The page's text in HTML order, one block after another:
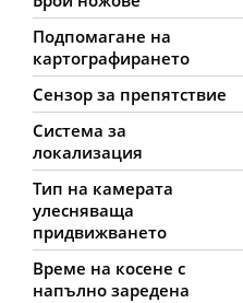
Подпомагане на
картографирането
Сензор за препятствие
Система за
локализация
Тип на камерата
улесняваща
придвижването
Време на косене с
напълно заредена